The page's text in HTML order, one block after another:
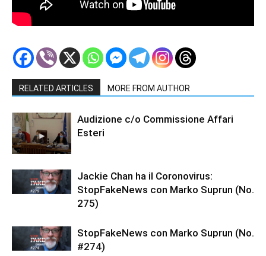
RELATED ARTICLES MORE FROM AUTHOR
Audizione c/o Commissione Affari
Esteri
Jackie Chan ha il Coronovirus:
StopFakeNews con Marko Suprun (No.
275)
StopFakeNews con Marko Suprun (No.
#274)